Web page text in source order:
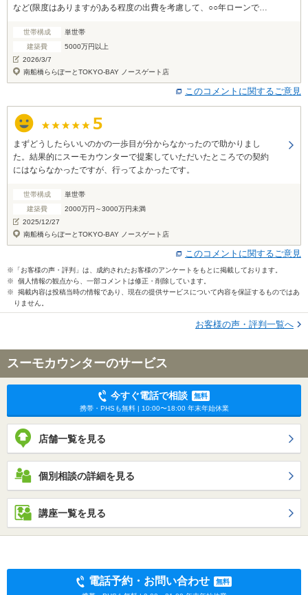
など(限度はありますが)ある程度の出費を考慮して、○○年ローンで
内があったほうが良いと思いました。私たちは最初にに5500万?6000
万の家建てられると言われました(たしか)が、自分で試算した結果その
借り入れではかなり苦しいと感じました。
世帯構成
単世帯
建築費
5000万円以上
2026/3/7
南船橋ららぽーとTOKYO-BAY ノースゲート店
このコメントに関するご意見
まずどうしたらいいのかの一歩目が分からなかったので助かりまし
た。結果的にスーモカウンターで提案していただいたところでの契約
にはならなかったですが、行ってよかったです。
世帯構成
単世帯
建築費
2000万円～3000万円未満
2025/12/27
南船橋ららぽーとTOKYO-BAY ノースゲート店
このコメントに関するご意見
※「お客様の声・評判」は、成約されたお客様のアンケートをもとに掲載しております。
※ 個人情報の観点から、一部コメントは修正・削除しています。
※ 掲載内容は投稿当時の情報であり、現在の提供サービスについて内容を保証するものではあ
りません。
お客様の声・評判一覧へ
スーモカウンターのサービス
今すぐ電話で相談
無料
携帯・PHSも無料 | 10:00〜18:00 年末年始休業
店舗一覧を見る
個別相談の詳細を見る
講座一覧を見る
電話予約・お問い合わせ
無料